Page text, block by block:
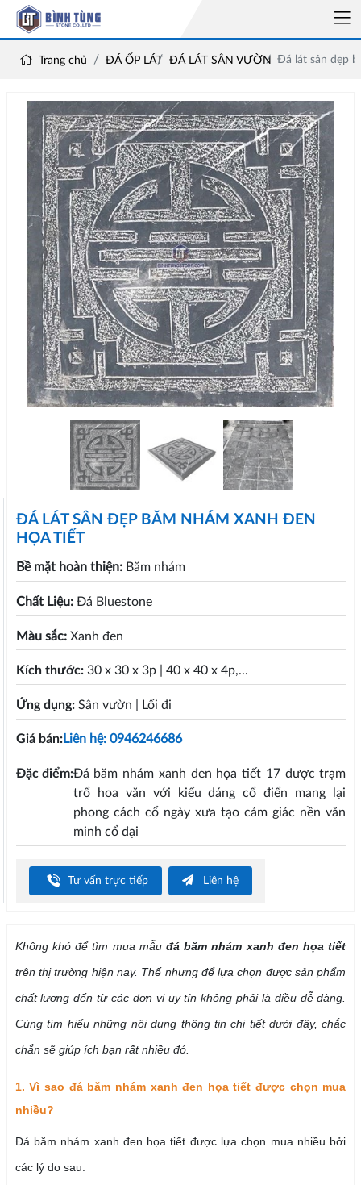
Trang chủ ĐÁ ỐP LÁT ĐÁ LÁT SÂN VƯỜN Đá lát sân đẹp
ĐÁ LÁT SÂN ĐẸP BĂM NHÁM XANH ĐEN
HỌA TIẾT
Bề mặt hoàn thiện: Băm nhám
Chất Liệu: Đá Bluestone
Màu sắc: Xanh đen
Kích thước: 30 x 30 x 3p | 40 x 40 x 4p,...
Ứng dụng: Sân vườn | Lối đi
Giá bán:Liên hệ: 0946246686
Đặc điểm:Đá băm nhám xanh đen họa tiết 17 được trạm
trổ hoa văn với kiểu dáng cổ điển mang lại
phong cách cổ ngày xưa tạo cảm giác nền văn
minh cổ đại
Tư vấn trực tiếp Liên hệ
Không khó để tìm mua mẫu đá băm nhám xanh đen họa tiết
trên thị trường hiện nay. Thế nhưng để lựa chọn được sản phẩm
chất lượng đến từ các đơn vị uy tín không phải là điều dễ dàng.
Cùng tìm hiểu những nội dung thông tin chi tiết dưới đây, chắc
chắn sẽ giúp ích bạn rất nhiều đó.
1. Vì sao đá băm nhám xanh đen họa tiết được chọn mua
nhiều?
Đá băm nhám xanh đen họa tiết được lựa chọn mua nhiều bởi
các lý do sau: